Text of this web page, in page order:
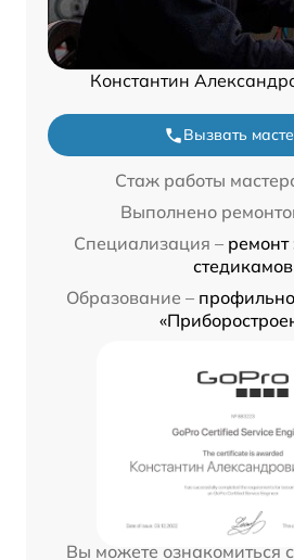
Константин
Вызвать
Стаж работы
Выполнено
Специализация –
стедикамов
Образование –
Вы можете ознакомиться